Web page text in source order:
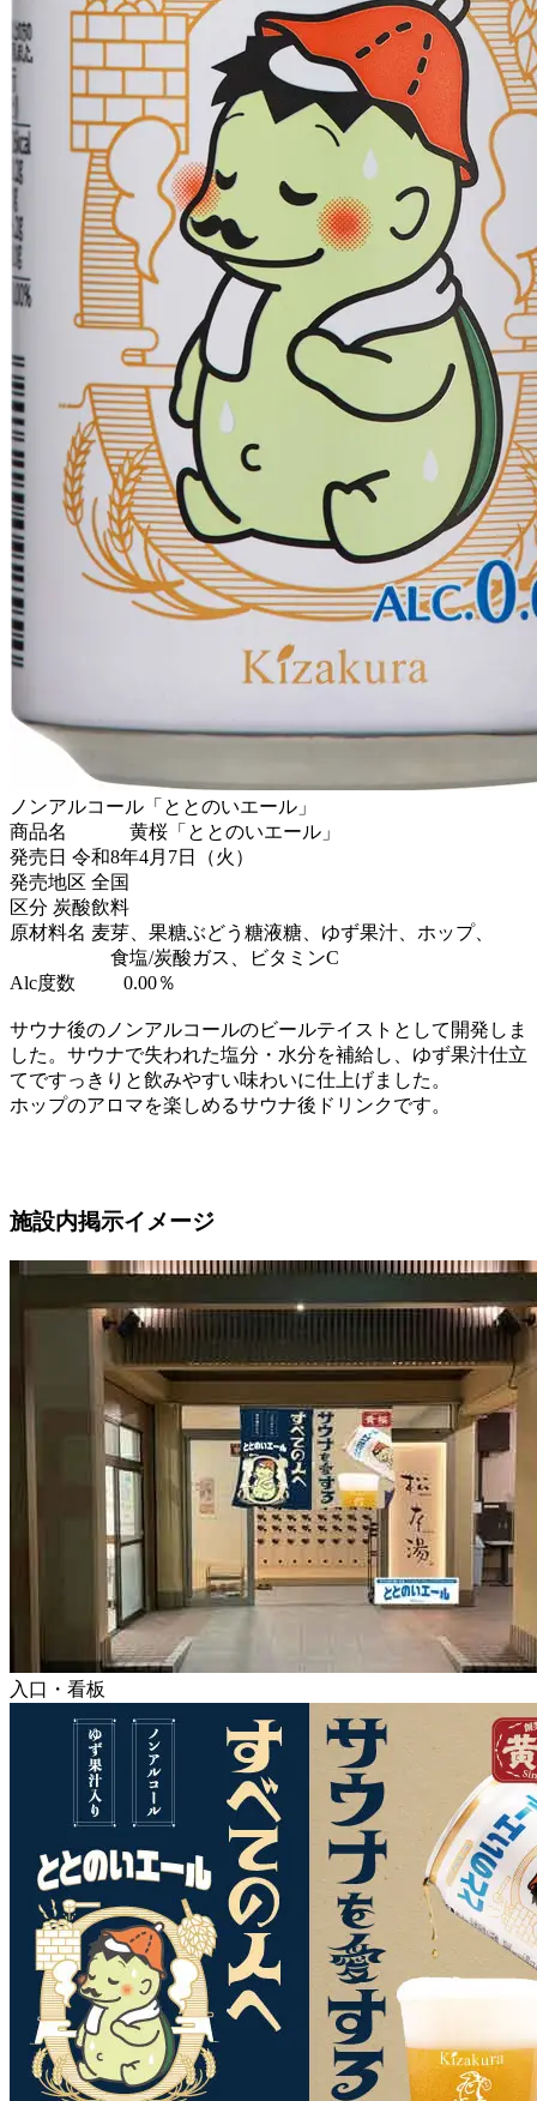
ノンアルコール「ととのいエール」
商品名 黄桜「ととのいエール」
発売日 令和8年4月7日（火）
発売地区 全国
区分 炭酸飲料
原材料名 麦芽、果糖ぶどう糖液糖、ゆず果汁、ホップ、
食塩/炭酸ガス、ビタミンC
Alc度数 0.00％
サウナ後のノンアルコールのビールテイストとして開発しま
した。サウナで失われた塩分・水分を補給し、ゆず果汁仕立
てですっきりと飲みやすい味わいに仕上げました。
ホップのアロマを楽しめるサウナ後ドリンクです。
施設内掲示イメージ
入口・看板